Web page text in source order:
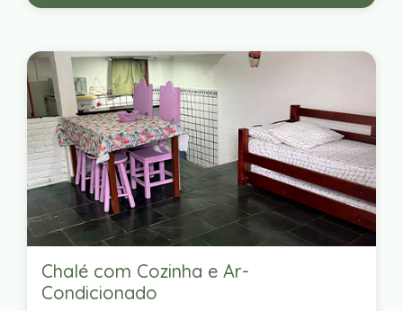
Chalé com Cozinha e Ar-
Condicionado